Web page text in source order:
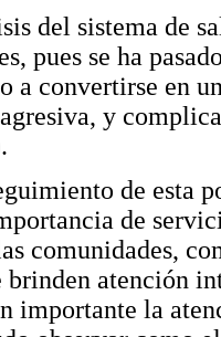
del sistema de
pues se ha
a convertirse en
y
de esta
de
comunidades,
brinden atención
importante la